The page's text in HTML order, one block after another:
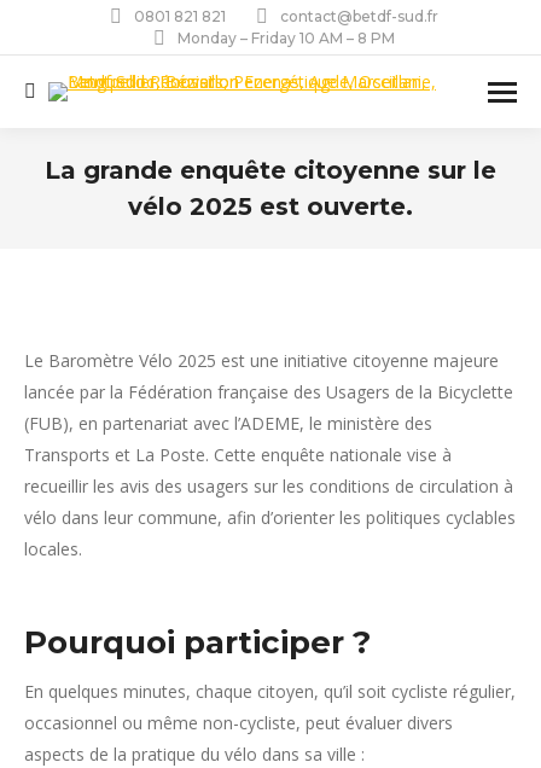
0801 821 821
contact@betdf-sud.fr
Monday – Friday 10 AM – 8 PM
Recherche
La grande enquête citoyenne sur le
vélo 2025 est ouverte.
Le Baromètre Vélo 2025 est une initiative citoyenne majeure
lancée par la Fédération française des Usagers de la Bicyclette
(FUB), en partenariat avec l’ADEME, le ministère des
Transports et La Poste. Cette enquête nationale vise à
recueillir les avis des usagers sur les conditions de circulation à
vélo dans leur commune, afin d’orienter les politiques cyclables
locales.
Pourquoi participer ?
En quelques minutes, chaque citoyen, qu’il soit cycliste régulier,
occasionnel ou même non-cycliste, peut évaluer divers
aspects de la pratique du vélo dans sa ville :